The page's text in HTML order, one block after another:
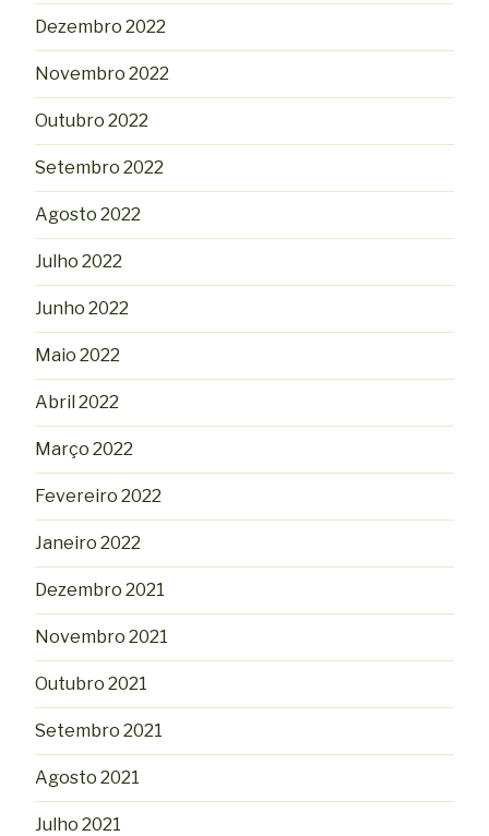
Dezembro 2022
Novembro 2022
Outubro 2022
Setembro 2022
Agosto 2022
Julho 2022
Junho 2022
Maio 2022
Abril 2022
Março 2022
Fevereiro 2022
Janeiro 2022
Dezembro 2021
Novembro 2021
Outubro 2021
Setembro 2021
Agosto 2021
Julho 2021